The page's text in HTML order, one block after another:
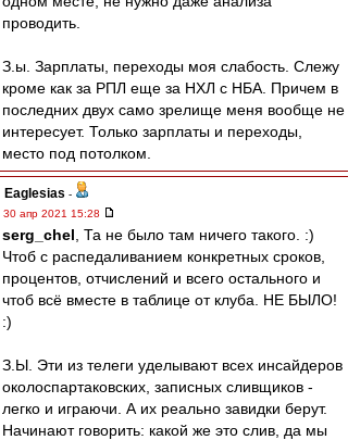
проводить.
З.ы. Зарплаты, переходы моя слабость. Слежу
кроме как за РПЛ еще за НХЛ с НБА. Причем в
последних двух само зрелище меня вообще не
интересует. Только зарплаты и переходы,
место под потолком.
Eaglesias -
30 апр 2021 15:28
serg_chel , Та не было там ничего такого. :)
Чтоб с распедаливанием конкретных сроков,
процентов, отчислений и всего остального и
чтоб всё вместе в таблице от клуба. НЕ БЫЛО!
:)
З.Ы. Эти из телеги уделывают всех инсайдеров
околоспартаковских, записных сливщиков -
легко и играючи. А их реально завидки берут.
Начинают говорить: какой же это слив, да мы